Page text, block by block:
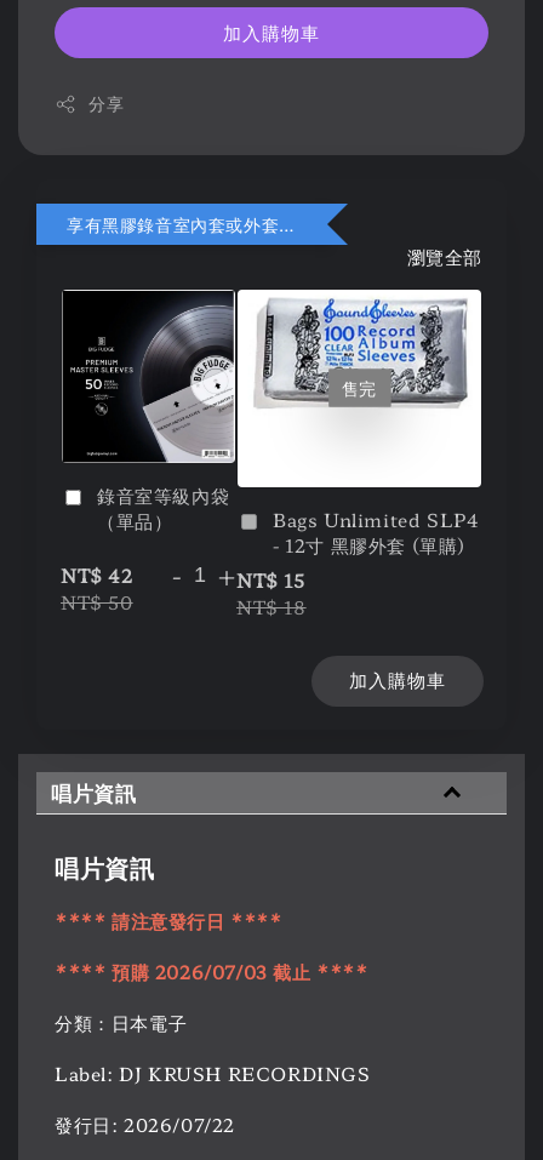
加入購物車
分享
享有黑膠錄音室內套或外套折扣
瀏覽全部
錄音室等級內袋
（單品）
NT$ 42
NT$ 50
- +
售完
Bags Unlimited SLP4
- 12寸 黑膠外套 (單購)
NT$ 15
NT$ 18
加入購物車
唱片資訊
唱片資訊
**** 請注意發行日 ****
**** 預購 2026/07/03 截止 ****
分類：日本電子
Label: DJ KRUSH RECORDINGS
發行日: 2026/07/22